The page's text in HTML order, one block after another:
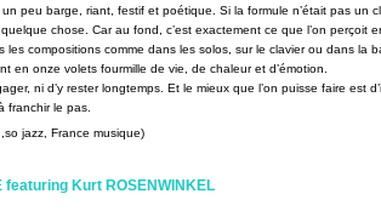
peu barge, riant, festif et poétique. Si la formule n’était pas un
quelque chose. Car au fond, c’est exactement ce que l’on perçoit
les compositions comme dans les solos, sur le clavier ou dans la
en onze volets fourmille de vie, de chaleur et d’émotion.
ni d’y rester longtemps. Et le mieux que l’on puisse faire est
à franchir le pas.
jazz, France musique)
featuring Kurt ROSENWINKEL